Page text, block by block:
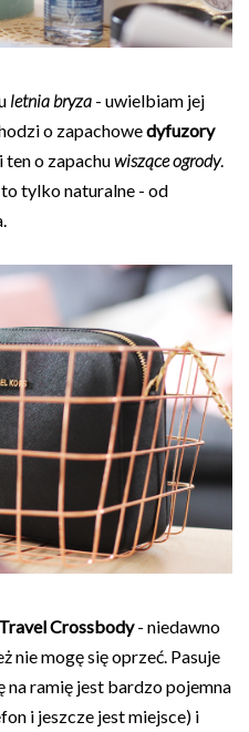
letnia bryza - uwielbiam jej
o zapachowedyfuzory
ten o zapachuwiszące ogrody.
tylko naturalne - od
Crossbody- niedawno
nie mogę się oprzeć. Pasuje
ramię jest bardzo pojemna
i jeszcze jest miejsce) i